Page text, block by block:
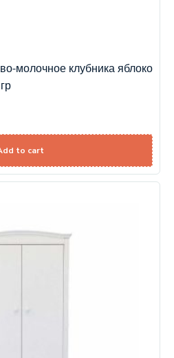
молочное клубника яблоко
to cart